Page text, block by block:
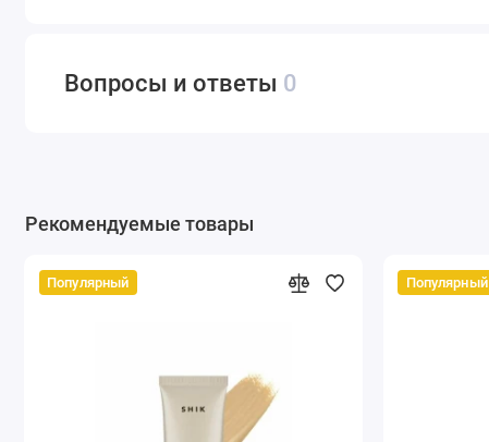
Вопросы и ответы 0
Рекомендуемые товары
Популярный Популярный